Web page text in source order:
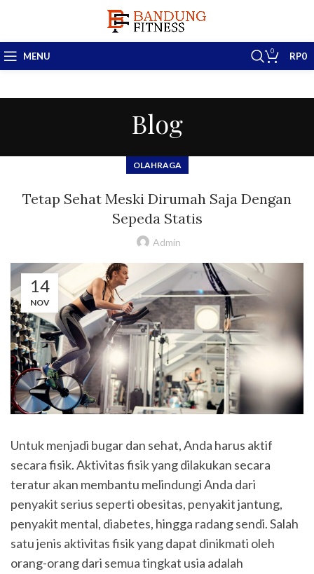
MENU 0 RP0
Blog
OLAHRAGA
Tetap Sehat Meski Dirumah Saja Dengan
Sepeda Statis
Admin
14
NOV
Untuk menjadi bugar dan sehat, Anda harus aktif
secara fisik. Aktivitas fisik yang dilakukan secara
teratur akan membantu melindungi Anda dari
penyakit serius seperti obesitas, penyakit jantung,
penyakit mental, diabetes, hingga radang sendi. Salah
satu jenis aktivitas fisik yang dapat dinikmati oleh
orang-orang dari semua tingkat usia adalah